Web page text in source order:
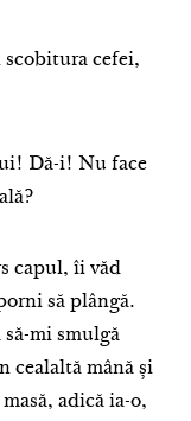
scobitura cefei,
Dă-i! Nu face
capul, îi văd
să plângă.
să-mi smulgă
cealaltă mână și
adică ia-o,